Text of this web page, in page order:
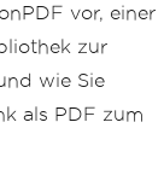
vor, einer
zur
wie Sie
als PDF zum